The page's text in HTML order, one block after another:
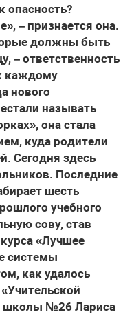
опасность?
– признается она.
должны быть
– ответственность
каждому
нового
называть
она стала
куда родители
Сегодня здесь
Последние
шесть
учебного
сову, став
«Лучшее
системы
как удалось
школы №26 Лариса